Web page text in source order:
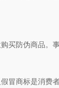
防伪商品。
商标是消费